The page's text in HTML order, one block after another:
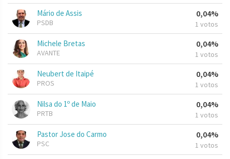
Mário de Assis
PSDB
0,04%
1 votos
Michele Bretas
AVANTE
0,04%
1 votos
Neubert de Itaipé
PROS
0,04%
1 votos
Nilsa do 1º de Maio
PRTB
0,04%
1 votos
Pastor Jose do Carmo
PSC
0,04%
1 votos